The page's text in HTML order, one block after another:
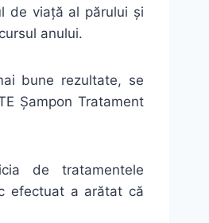
de viață al părului și
anului.
bune rezultate, se
Șampon Tratament
de tratamentele
efectuat a arătat că